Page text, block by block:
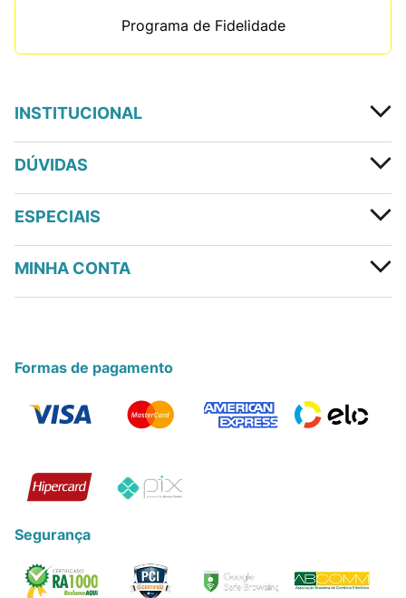
Programa de Fidelidade
INSTITUCIONAL
DÚVIDAS
ESPECIAIS
MINHA CONTA
Formas de pagamento
Segurança